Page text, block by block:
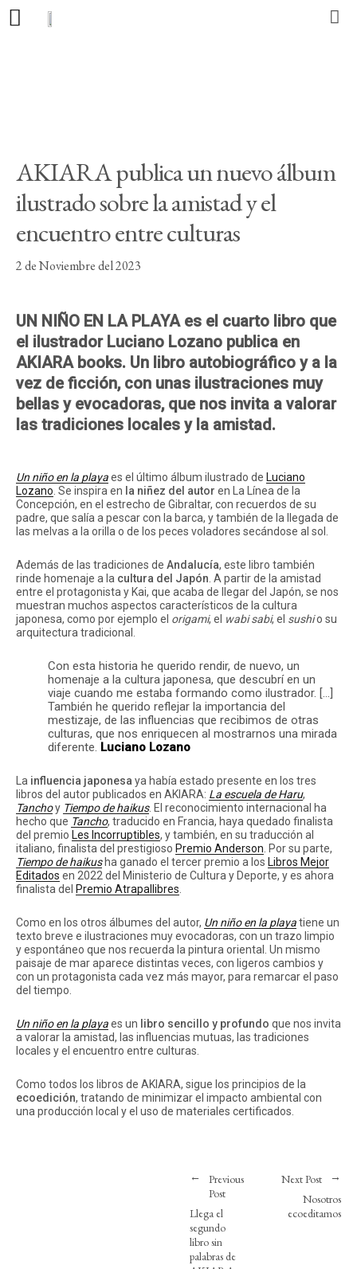
Autores
Actualidad
Contacto
ES CA PT
AKIARA publica un nuevo álbum
ilustrado sobre la amistad y el
encuentro entre culturas
2 de Noviembre del 2023
UN NIÑO EN LA PLAYA es el cuarto libro que
el ilustrador Luciano Lozano publica en
AKIARA books. Un libro autobiográfico y a la
vez de ficción, con unas ilustraciones muy
bellas y evocadoras, que nos invita a valorar
las tradiciones locales y la amistad.
Un niño en la playaes el último álbum ilustrado de Luciano
Lozano . Se inspira en la niñez del autor en La Línea de la
Concepción, en el estrecho de Gibraltar, con recuerdos de su
padre, que salía a pescar con la barca, y también de la llegada de
las melvas a la orilla o de los peces voladores secándose al sol.
Además de las tradiciones de Andalucía, este libro también
rinde homenaje a la cultura del Japón . A partir de la amistad
entre el protagonista y Kai, que acaba de llegar del Japón, se nos
muestran muchos aspectos característicos de la cultura
japonesa, como por ejemplo el origami, el wabi sabi, el sushio su
arquitectura tradicional.
Con esta historia he querido rendir, de nuevo, un
homenaje a la cultura japonesa, que descubrí en un
viaje cuando me estaba formando como ilustrador. […]
También he querido reflejar la importancia del
mestizaje, de las influencias que recibimos de otras
culturas, que nos enriquecen al mostrarnos una mirada
diferente. Luciano Lozano
La influencia japonesa ya había estado presente en los tres
libros del autor publicados en AKIARA: La escuela de Haru,
Tanchoy Tiempo de haikus. El reconocimiento internacional ha
hecho que Tancho, traducido en Francia, haya quedado finalista
del premio Les Incorruptibles, y también, en su traducción al
italiano, finalista del prestigioso Premio Anderson . Por su parte,
Tiempo de haikusha ganado el tercer premio a los Libros Mejor
Editados en 2022 del Ministerio de Cultura y Deporte, y es ahora
finalista del Premio Atrapallibres
Como en los otros álbumes del autor, Un niño en la playatiene un
texto breve e ilustraciones muy evocadoras, con un trazo limpio
y espontáneo que nos recuerda la pintura oriental. Un mismo
paisaje de mar aparece distintas veces, con ligeros cambios y
con un protagonista cada vez más mayor, para remarcar el paso
del tiempo.
Un niño en la playaes un libro sencillo y profundo que nos invita
a valorar la amistad, las influencias mutuas, las tradiciones
locales y el encuentro entre culturas.
Como todos los libros de AKIARA, sigue los principios de la
ecoedición, tratando de minimizar el impacto ambiental con
una producción local y el uso de materiales certificados.
Previous
Post
Llega el
segundo
libro sin
palabras de
Next Post
Nosotros
ecoeditamos